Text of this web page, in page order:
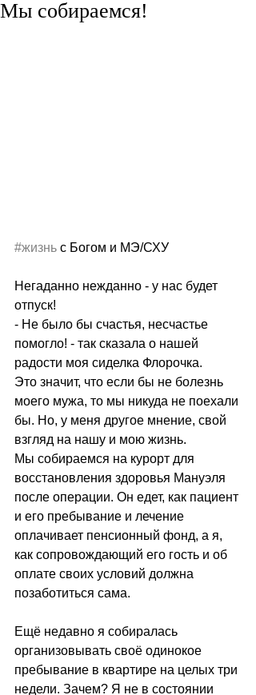
Мы собираемся!
#жизнь с Богом и МЭ/СХУ
Негаданно нежданно - у нас будет
отпуск!
- Не было бы счастья, несчастье
помогло! - так сказала о нашей
радости моя сиделка Флорочка.
Это значит, что если бы не болезнь
моего мужа, то мы никуда не поехали
бы. Но, у меня другое мнение, свой
взгляд на нашу и мою жизнь.
Мы собираемся на курорт для
восстановления здоровья Мануэля
после операции. Он едет, как пациент
и его пребывание и лечение
оплачивает пенсионный фонд, а я,
как сопровождающий его гость и об
оплате своих условий должна
позаботиться сама.
Ещё недавно я собиралась
организовывать своё одинокое
пребывание в квартире на целых три
недели. Зачем? Я не в состоянии